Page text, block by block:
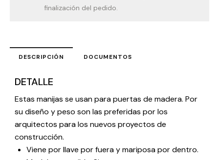
finalización del pedido.
DESCRIPCIÓN DOCUMENTOS
DETALLE
Estas manijas se usan para puertas de madera. Por
su diseño y peso son las preferidas por los
arquitectos para los nuevos proyectos de
construcción.
Viene por llave por fuera y mariposa por dentro.